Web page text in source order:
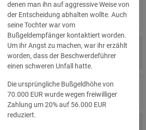
€
Wirtschaftsprüfungsgesellschaft
€
Η Μάθηση
€
Flamel
denen man ihn auf aggressive Weise von
der Entscheidung abhalten wollte. Auch
seine Tochter war vom
Bußgeldempfänger kontaktiert worden.
Um ihr Angst zu machen, war ihr erzählt
worden, dass der Beschwerdeführer
einen schweren Unfall hatte.
Die ursprüngliche Bußgeldhöhe von
70.000 EUR wurde wegen freiwilliger
Zahlung um 20% auf 56.000 EUR
reduziert.